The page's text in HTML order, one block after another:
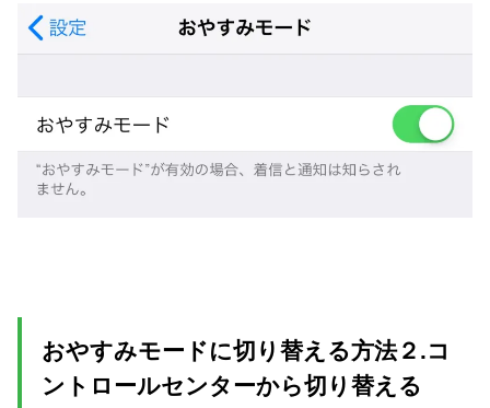
おやすみモードに切り替える方法２.コ
ントロールセンターから切り替える